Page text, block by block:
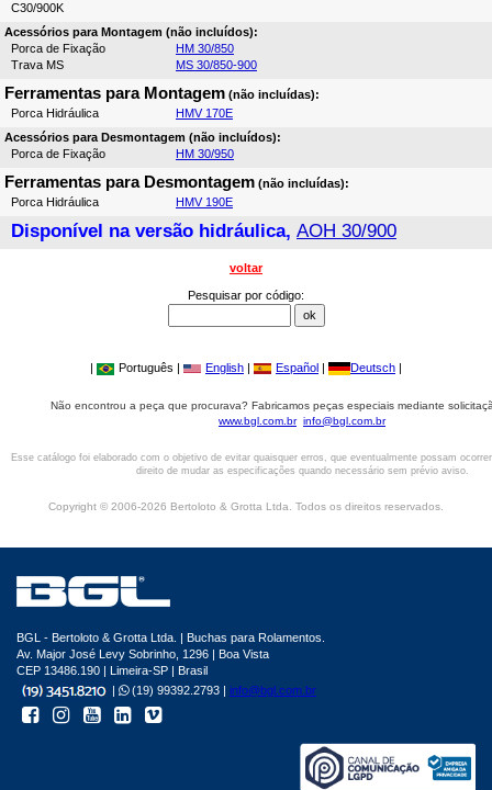
C30/900K
Acessórios para Montagem (não incluídos):
Porca de Fixação
HM 30/850
Trava MS
MS 30/850-900
Ferramentas para Montagem (não incluídas):
Porca Hidráulica
HMV 170E
Acessórios para Desmontagem (não incluídos):
Porca de Fixação
HM 30/950
Ferramentas para Desmontagem (não incluídas):
Porca Hidráulica
HMV 190E
Disponível na versão hidráulica, AOH 30/900
voltar
Pesquisar por código:
| Português | English | Español | Deutsch |
Não encontrou a peça que procurava? Fabricamos peças especiais mediante
www.bgl.com.br info@bgl.com.br
Esse catálogo foi elaborado com o objetivo de evitar quaisquer erros, que eventualmente possam
direito de mudar as especificações quando necessário sem prévio aviso.
Copyright © 2006-2026 Bertoloto & Grotta Ltda. Todos os direitos reservados.
BGL - Bertoloto & Grotta Ltda. | Buchas para Rolamentos.
Av. Major José Levy Sobrinho, 1296 | Boa Vista
CEP 13486.190 | Limeira-SP | Brasil
|
(19) 99392.2793 | info@bgl.com.br